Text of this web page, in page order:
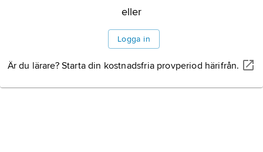
eller
Logga in
Är du lärare? Starta din kostnadsfria provperiod härifrån.